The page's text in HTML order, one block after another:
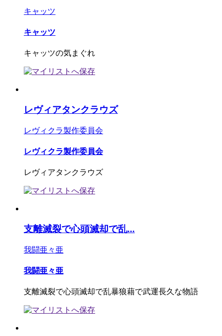
キャッツ
キャッツ
キャッツの気まぐれ
レヴィアタンクラウズ
レヴィクラ製作委員会
レヴィクラ製作委員会
レヴィアタンクラウズ
支離滅裂で心頭滅却で乱...
我闘亜々亜
我闘亜々亜
支離滅裂で心頭滅却で乱暴狼藉で武運長久な物語